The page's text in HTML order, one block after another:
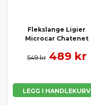
Flekslange Ligier
Microcar Chatenet
549 kr 489 kr
LEGG I HANDLEKURV